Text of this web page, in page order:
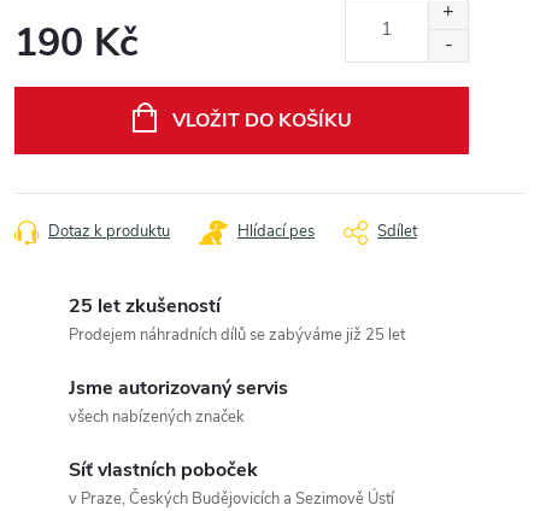
190 Kč
VLOŽIT DO KOŠÍKU
Dotaz k produktu Hlídací pes Sdílet
25 let zkušeností
Prodejem náhradních dílů se zabýváme již 25 let
Jsme autorizovaný servis
všech nabízených značek
Síť vlastních poboček
v Praze, Českých Budějovicích a Sezimově Ústí